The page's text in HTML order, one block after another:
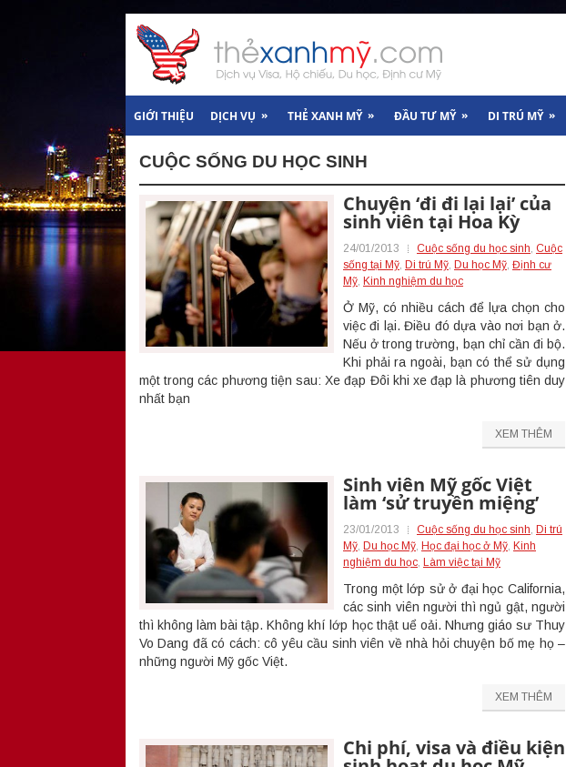
GIỚI THIỆU DỊCH VỤ » THẺ XANH MỸ » ĐẦU TƯ MỸ » DI TRÚ MỸ »
CUỘC SỐNG DU HỌC SINH
Chuyện ‘đi đi lại lại’ của
sinh viên tại Hoa Kỳ
24/01/2013 Cuộc sống du học sinh, Cuộc
sống tại Mỹ, Di trú Mỹ, Du học Mỹ, Định cư
Mỹ, Kinh nghiệm du học
Ở Mỹ, có nhiều cách để lựa chọn cho
việc đi lại. Điều đó dựa vào nơi bạn ở.
Nếu ở trong trường, bạn chỉ cần đi bộ.
Khi phải ra ngoài, bạn có thể sử dụng
một trong các phương tiện sau: Xe đạp Đôi khi xe đạp là phương tiên duy
nhất bạn
XEM THÊM
Sinh viên Mỹ gốc Việt
làm ‘sử truyền miệng’
23/01/2013 Cuộc sống du học sinh, Di trú
Mỹ, Du học Mỹ, Học đại học ở Mỹ, Kinh
nghiệm du học, Làm việc tại Mỹ
Trong một lớp sử ở đại học California,
các sinh viên người thì ngủ gật, người
thì không làm bài tập. Không khí lớp học thật uể oải. Nhưng giáo sư Thuy
Vo Dang đã có cách: cô yêu cầu sinh viên về nhà hỏi chuyện bố mẹ họ –
những người Mỹ gốc Việt.
XEM THÊM
Chi phí, visa và điều kiện